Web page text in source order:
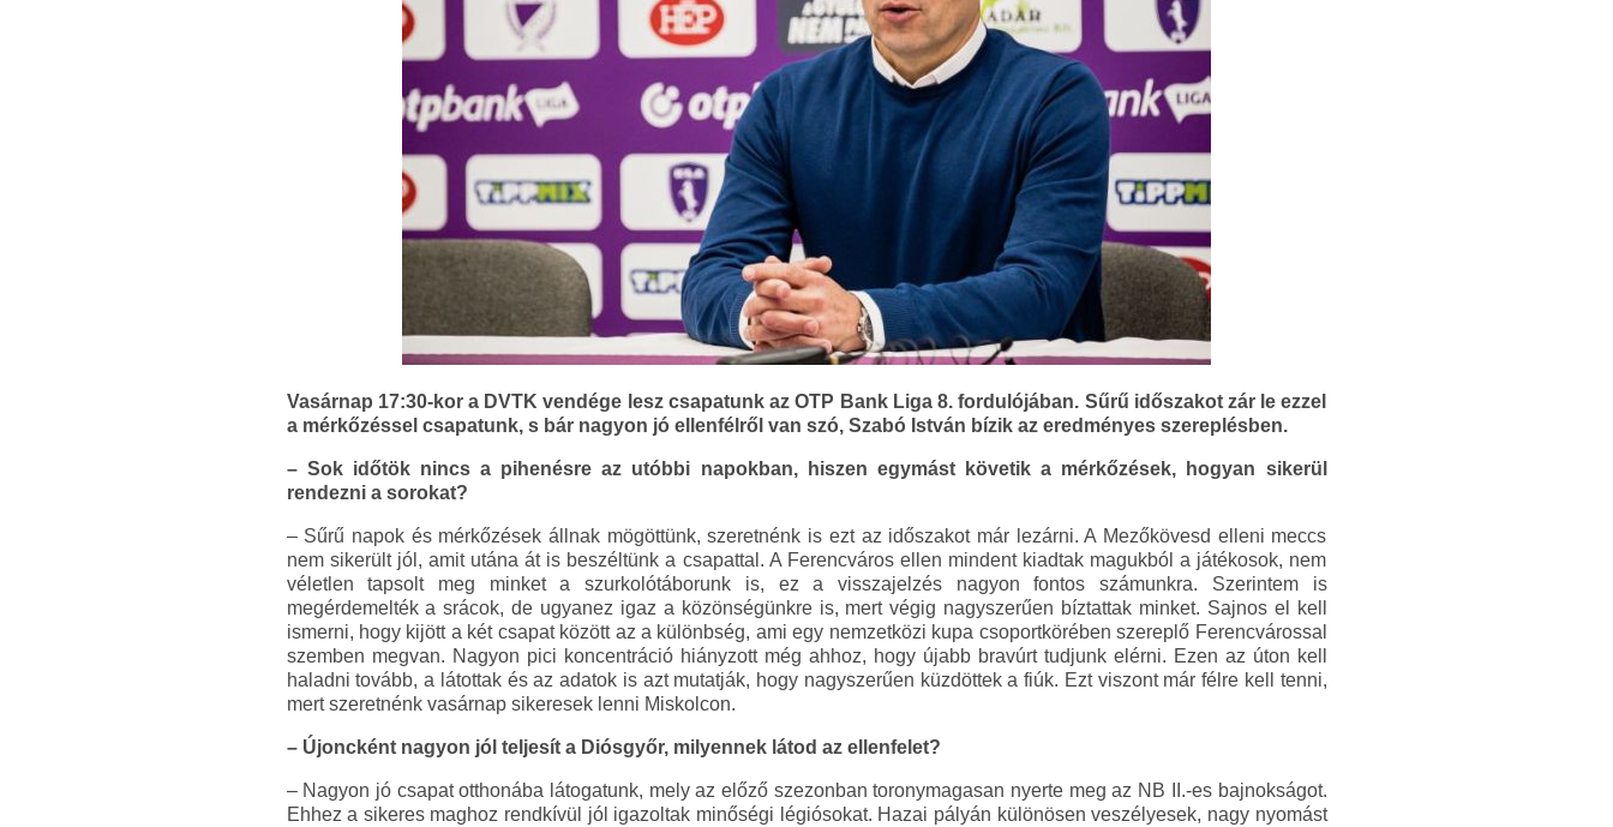
Vasárnap 17:30-kor a DVTK vendége lesz csapatunk az OTP Bank Liga 8. fordulójában. Sűrű időszakot zár le ezzel
a mérkőzéssel csapatunk, s bár nagyon jó ellenfélről van szó, Szabó István bízik az eredményes szereplésben.
– Sok időtök nincs a pihenésre az utóbbi napokban, hiszen egymást követik a mérkőzések, hogyan sikerül
rendezni a sorokat?
– Sűrű napok és mérkőzések állnak mögöttünk, szeretnénk is ezt az időszakot már lezárni. A Mezőkövesd elleni meccs
nem sikerült jól, amit utána át is beszéltünk a csapattal. A Ferencváros ellen mindent kiadtak magukból a játékosok, nem
véletlen tapsolt meg minket a szurkolótáborunk is, ez a visszajelzés nagyon fontos számunkra. Szerintem is
megérdemelték a srácok, de ugyanez igaz a közönségünkre is, mert végig nagyszerűen bíztattak minket. Sajnos el kell
ismerni, hogy kijött a két csapat között az a különbség, ami egy nemzetközi kupa csoportkörében szereplő Ferencvárossal
szemben megvan. Nagyon pici koncentráció hiányzott még ahhoz, hogy újabb bravúrt tudjunk elérni. Ezen az úton kell
haladni tovább, a látottak és az adatok is azt mutatják, hogy nagyszerűen küzdöttek a fiúk. Ezt viszont már félre kell tenni,
mert szeretnénk vasárnap sikeresek lenni Miskolcon.
– Újoncként nagyon jól teljesít a Diósgyőr, milyennek látod az ellenfelet?
– Nagyon jó csapat otthonába látogatunk, mely az előző szezonban toronymagasan nyerte meg az NB II.-es bajnokságot.
Ehhez a sikeres maghoz rendkívül jól igazoltak minőségi légiósokat. Hazai pályán különösen veszélyesek, nagy nyomást